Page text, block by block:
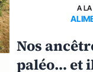
A LA
Nos
paléo… et